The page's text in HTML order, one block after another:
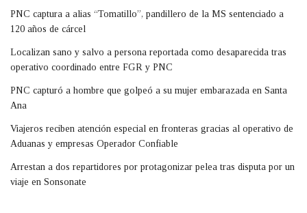
PNC captura a alias “Tomatillo”, pandillero de la MS sentenciado a
120 años de cárcel
Localizan sano y salvo a persona reportada como desaparecida tras
operativo coordinado entre FGR y PNC
PNC capturó a hombre que golpeó a su mujer embarazada en Santa
Ana
Viajeros reciben atención especial en fronteras gracias al operativo de
Aduanas y empresas Operador Confiable
Arrestan a dos repartidores por protagonizar pelea tras disputa por un
viaje en Sonsonate